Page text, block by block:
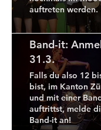
auftreten werden.
Band-it:
31.3.
Falls du also 12
bist, im Kanton
und mit einer
auftrittst, melde
Band-it an!
Messina auf
Tour in DACH
Die Mitglieder
unserer Labelband
Messina sind schon
etwas aufgeregt,
denn im Mai und
Juni geht’s auf eine
zweiwöchige Tour
durch Deutschland,
Lauter bei
Tsüri.ch